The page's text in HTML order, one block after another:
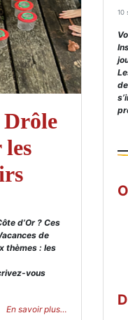
d’Or ? Ces
de
thèmes : les
vous
En savoir plus…
10